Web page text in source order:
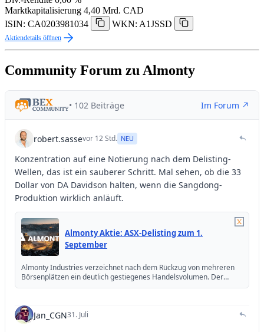
Marktkapitalisierung 4,40 Mrd. CAD
ISIN: CA0203981034
WKN: A1JSSD
Aktiendetails öffnen
Community Forum zu Almonty